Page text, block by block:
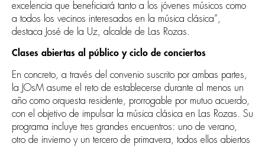
excelencia que beneficiará tanto a los jóvenes músicos como
a todos los vecinos interesados en la música clásica”,
destaca José de la Uz, alcalde de Las Rozas.
Clases abiertas al público y ciclo de conciertos
En concreto, a través del convenio suscrito por ambas partes,
la JOsM asume el reto de establecerse durante al menos un
año como orquesta residente, prorrogable por mutuo acuerdo,
con el objetivo de impulsar la música clásica en Las Rozas. Su
programa incluye tres grandes encuentros: uno de verano,
otro de invierno y un tercero de primavera, todos ellos abiertos